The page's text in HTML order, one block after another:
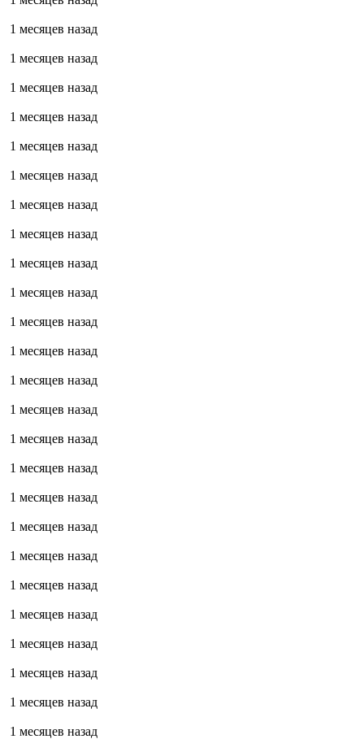
1 месяцев назад
1 месяцев назад
1 месяцев назад
1 месяцев назад
1 месяцев назад
1 месяцев назад
1 месяцев назад
1 месяцев назад
1 месяцев назад
1 месяцев назад
1 месяцев назад
1 месяцев назад
1 месяцев назад
1 месяцев назад
1 месяцев назад
1 месяцев назад
1 месяцев назад
1 месяцев назад
1 месяцев назад
1 месяцев назад
1 месяцев назад
1 месяцев назад
1 месяцев назад
1 месяцев назад
1 месяцев назад